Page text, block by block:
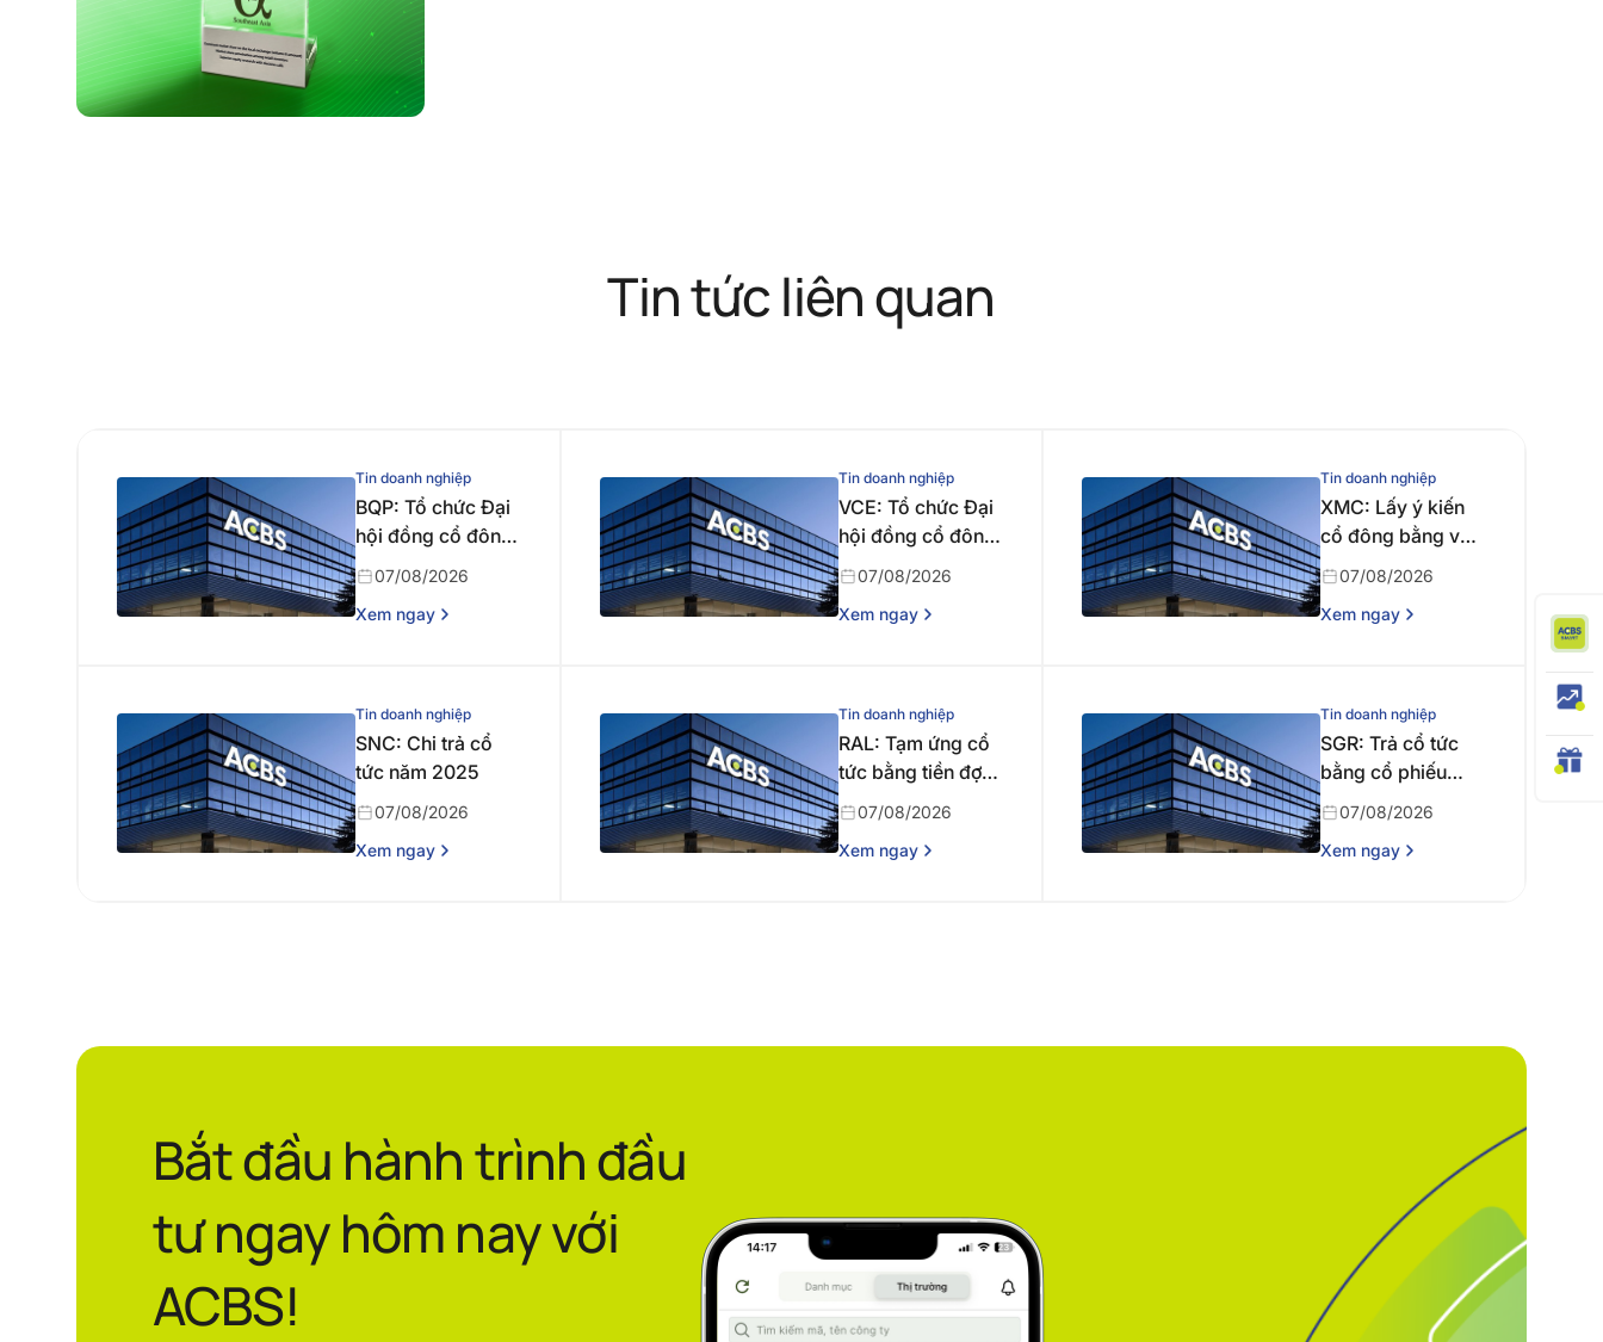
Tin tức liên quan
Tin doanh nghiệp
BQP: Tổ chức Đại
hội đồng cổ đông
thường niên năm
2026
07/08/2026
Xem ngay
Tin doanh nghiệp
VCE: Tổ chức Đại
hội đồng cổ đông
bất thường năm
2026 lần thứ nhất
07/08/2026
Xem ngay
Tin doanh nghiệp
XMC: Lấy ý kiến
cổ đông bằng văn
bản07/08/2026
Xem ngay
Tin doanh nghiệp
SNC: Chi trả cổ
tức năm 2025
07/08/2026
Xem ngay
Tin doanh nghiệp
RAL: Tạm ứng cổ
tức bằng tiền đợt 1
năm 2026
07/08/2026
Xem ngay
Tin doanh nghiệp
SGR: Trả cổ tức
bằng cổ phiếu
năm 2024
07/08/2026
Xem ngay
Bắt đầu hành trình đầu
tư ngay hôm nay với
ACBS!